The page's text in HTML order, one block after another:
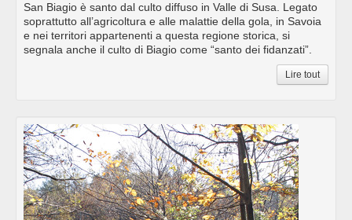
San Biagio è santo dal culto diffuso in Valle di Susa. Legato
soprattutto all’agricoltura e alle malattie della gola, in Savoia
e nei territori appartenenti a questa regione storica, si
segnala anche il culto di Biagio come “santo dei fidanzati”.
Lire tout